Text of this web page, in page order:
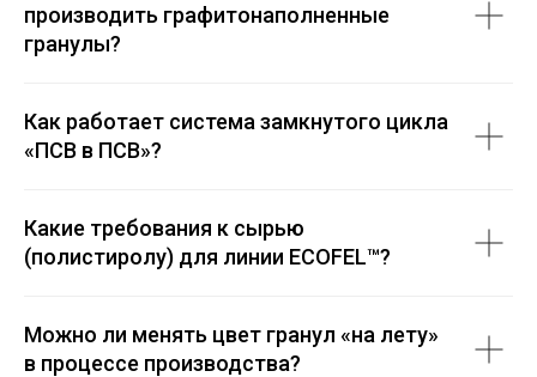
производить графитонаполненные
гранулы?
Как работает система замкнутого цикла
«ПСВ в ПСВ»?
Какие требования к сырью
(полистиролу) для линии ECOFEL™?
Можно ли менять цвет гранул «на лету»
в процессе производства?